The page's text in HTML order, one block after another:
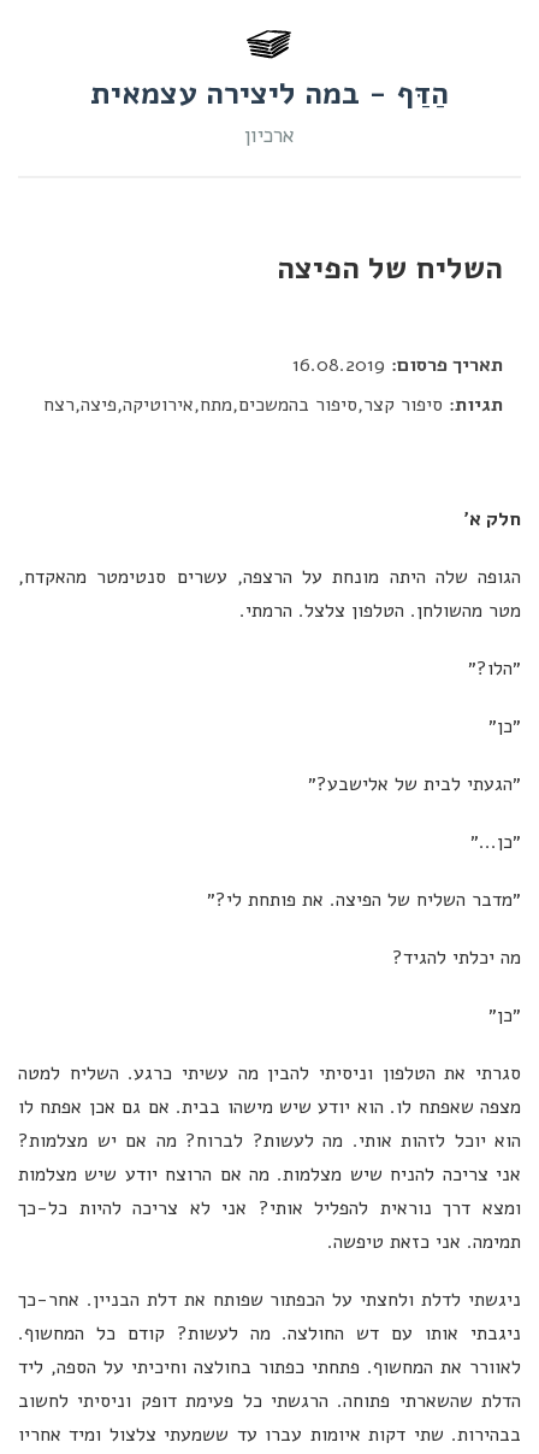
הַדַּף - במה ליצירה עצמאית
ארכיון
השליח של הפיצה
תאריך פרסום:
תגיות: סיפור קצר,סיפור בהמשכים,מתח,אירוטיקה,פיצה,רצח
חלק א׳
הגופה שלה היתה מונחת על הרצפה, עשרים סנטימטר מהאקדח,
מטר מהשולחן. הטלפון צלצל. הרמתי.
״הלו?״
״כן״
״הגעתי לבית של אלישבע?״
״כן...״
״מדבר השליח של הפיצה. את פותחת לי?״
מה יכלתי להגיד?
״כן״
סגרתי את הטלפון וניסיתי להבין מה עשיתי כרגע. השליח למטה
מצפה שאפתח לו. הוא יודע שיש מישהו בבית. אם גם אכן אפתח לו
הוא יוכל לזהות אותי. מה לעשות? לברוח? מה אם יש מצלמות?
אני צריכה להניח שיש מצלמות. מה אם הרוצח יודע שיש מצלמות
ומצא דרך נוראית להפליל אותי? אני לא צריכה להיות כל-כך
תמימה. אני כזאת טיפשה.
ניגשתי לדלת ולחצתי על הכפתור שפותח את דלת הבניין. אחר-כך
ניגבתי אותו עם דש החולצה. מה לעשות? קודם כל המחשוף.
לאוורר את המחשוף. פתחתי כפתור בחולצה וחיכיתי על הספה, ליד
הדלת שהשארתי פתוחה. הרגשתי כל פעימת דופק וניסיתי לחשוב
בבהירות. שתי דקות איומות עברו עד ששמעתי צלצול ומיד אחריו